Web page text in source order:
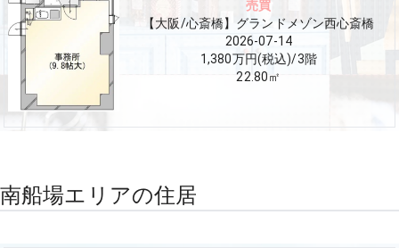
売買
【大阪/心斎橋】グランドメゾン西心斎橋
2026-07-14
1,380万円(税込)/3階
22.80㎡
南船場エリアの住居